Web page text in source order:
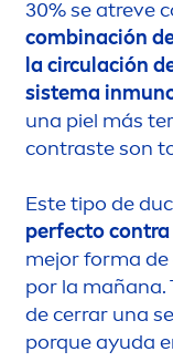
30% se atreve
combinación
la circulación
sistema
una piel más
contraste son
Este tipo de
perfecto
mejor forma
por la mañana.
de cerrar una
porque ayuda